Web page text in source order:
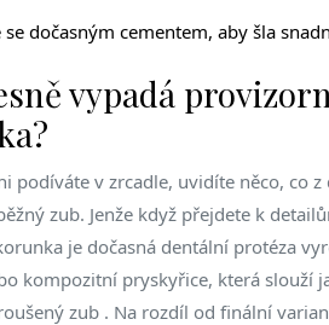
se dočasným cementem, aby šla
vypadá
podíváte v zrcadle, uvidíte něco, co z
zub. Jenže když přejdete k
je dočasná dentální protéza
kompozitní pryskyřice, která slouží
zub . Na rozdíl od finální